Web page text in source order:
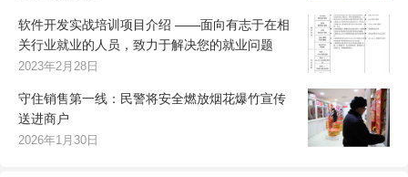
软件开发实战培训项目介绍 ——面向有志于在相
关行业就业的人员，致力于解决您的就业问题
2023年2月28日
守住销售第一线：民警将安全燃放烟花爆竹宣传
送进商户
2026年1月30日